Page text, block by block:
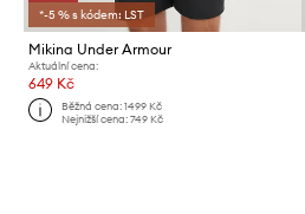
*-5 % s kódem: LST
Mikina Under Armour
Aktuální cena:
649 Kč
Běžná cena:1499 Kč
Nejnižší cena:749 Kč